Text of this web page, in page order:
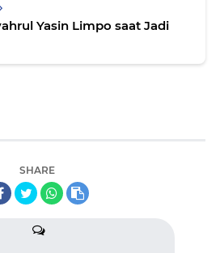
Yasin Limpo saat Jadi
SHARE